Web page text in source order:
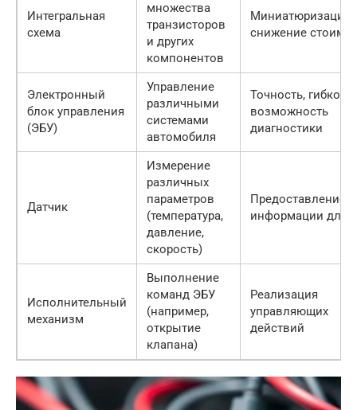
Интегральная
схема
множества
транзисторов
и других
компонентов
Миниатюризация,
снижение
Электронный
блок управления
(ЭБУ)
Управление
различными
системами
автомобиля
Точность,
возможность
диагностики
Датчик
Измерение
различных
параметров
(температура,
давление,
скорость)
Предоставление
информации для
Исполнительный
механизм
Выполнение
команд ЭБУ
(например,
открытие
клапана)
Реализация
управляющих
действий